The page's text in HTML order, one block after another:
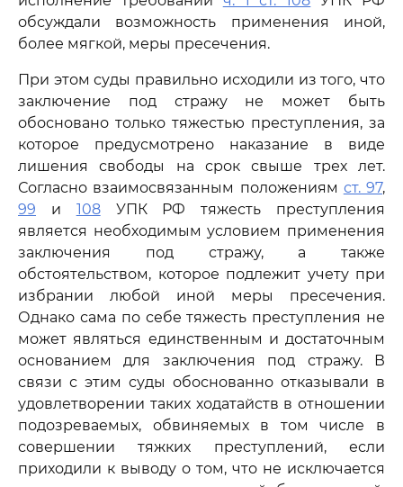
обсуждали возможность применения иной,
более мягкой, меры пресечения.
При этом суды правильно исходили из того, что
заключение под стражу не может быть
обосновано только тяжестью преступления, за
которое предусмотрено наказание в виде
лишения свободы на срок свыше трех лет.
Согласно взаимосвязанным положениям ст. 97,
99 и 108УПК РФ тяжесть преступления
является необходимым условием применения
заключения под стражу, а также
обстоятельством, которое подлежит учету при
избрании любой иной меры пресечения.
Однако сама по себе тяжесть преступления не
может являться единственным и достаточным
основанием для заключения под стражу. В
связи с этим суды обоснованно отказывали в
удовлетворении таких ходатайств в отношении
подозреваемых, обвиняемых в том числе в
совершении тяжких преступлений, если
приходили к выводу о том, что не исключается